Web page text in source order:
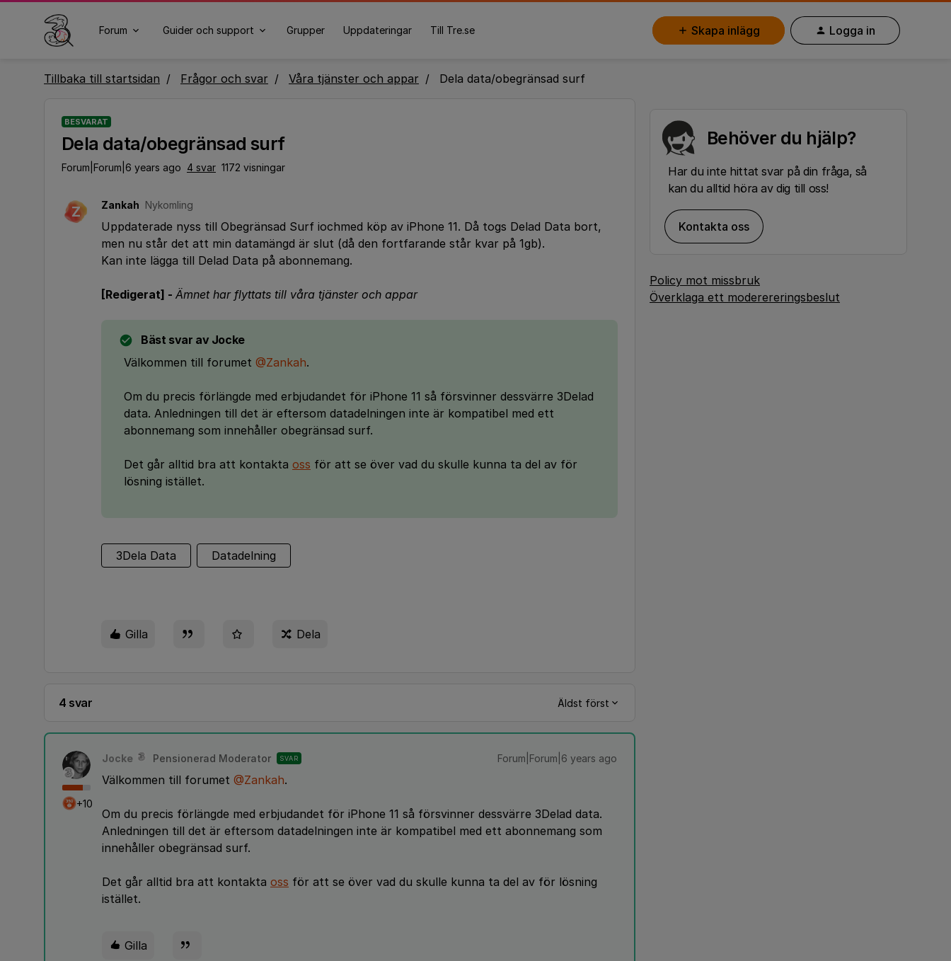
Forum Guider och support Grupper Uppdateringar Till Tre.se Skapa inlägg Logga in
Tillbaka till startsidan Frågor och svar Våra tjänster och appar Dela data/obegränsad surf
BESVARAT
Dela data/obegränsad surf
Forum|Forum|6 years ago 4 svar 1172 visningar
Z Zankah Nykomling
Uppdaterade nyss till Obegränsad Surf iochmed köp av iPhone 11. Då togs Delad Data bort,
men nu står det att min datamängd är slut (då den fortfarande står kvar på 1gb).
Kan inte lägga till Delad Data på abonnemang.
[Redigerat] - Ämnet har flyttats till våra tjänster och appar
Bäst svar av Jocke
Välkommen till forumet @Zankah.
Om du precis förlängde med erbjudandet för iPhone 11 så försvinner dessvärre 3Delad
data. Anledningen till det är eftersom datadelningen inte är kompatibel med ett
abonnemang som innehåller obegränsad surf.
Det går alltid bra att kontakta oss för att se över vad du skulle kunna ta del av för
lösning istället.
3Dela Data Datadelning
Gilla Dela
4 svar Äldst först
+10
Jocke Pensionerad Moderator SVAR Forum|Forum|6 years ago
Välkommen till forumet @Zankah.
Om du precis förlängde med erbjudandet för iPhone 11 så försvinner dessvärre 3Delad data.
Anledningen till det är eftersom datadelningen inte är kompatibel med ett abonnemang som
innehåller obegränsad surf.
Det går alltid bra att kontakta oss för att se över vad du skulle kunna ta del av för lösning
istället.
Gilla
Behöver du hjälp?
Har du inte hittat svar på din fråga, så
kan du alltid höra av dig till oss!
Kontakta oss
Policy mot missbruk
Överklaga ett moderereringsbeslut